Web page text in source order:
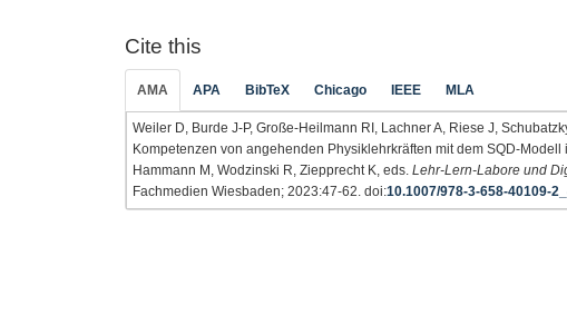
Cite this
AMA APA BibTeX Chicago IEEE MLA
Weiler D, Burde J-P, Große-Heilmann RI, Lachner A, Riese J,
Kompetenzen von angehenden Physiklehrkräften mit dem SQD-Modell
Hammann M, Wodzinski R, Ziepprecht K, eds. Lehr-Lern-Labore und
Fachmedien Wiesbaden; 2023:47-62. doi:10.1007/978-3-658-40109-